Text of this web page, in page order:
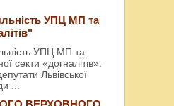
УПЦ МП та
УПЦ МП та
секти «догналітів».
Львівської